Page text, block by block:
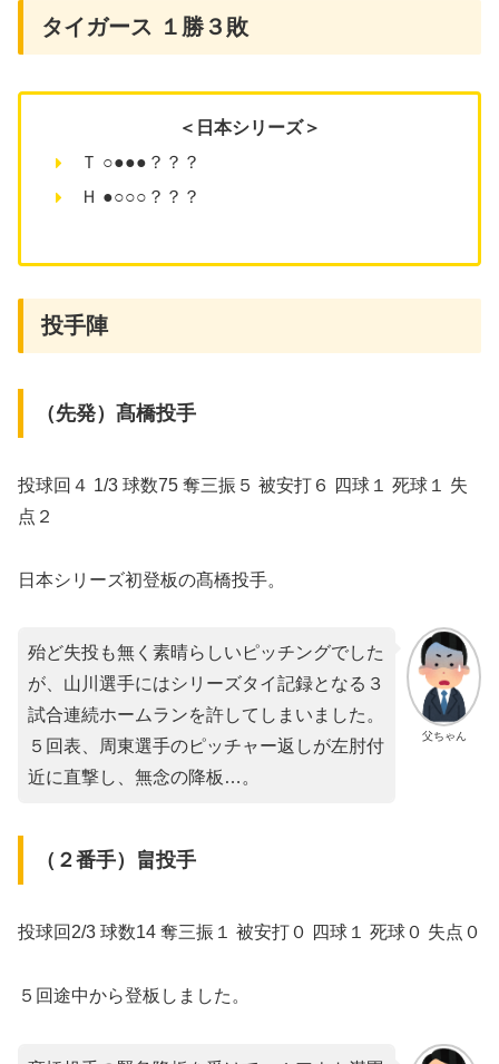
タイガース １勝３敗
＜日本シリーズ＞
Ｔ ○●●●？？？
Ｈ ●○○○？？？
投手陣
（先発）髙橋投手
投球回４ 1/3 球数75 奪三振５ 被安打６ 四球１ 死球１ 失
点２
日本シリーズ初登板の髙橋投手。
父ちゃん
殆ど失投も無く素晴らしいピッチングでした
が、山川選手にはシリーズタイ記録となる３
試合連続ホームランを許してしまいました。
５回表、周東選手のピッチャー返しが左肘付
近に直撃し、無念の降板…。
（２番手）畠投手
投球回2/3 球数14 奪三振１ 被安打０ 四球１ 死球０ 失点０
５回途中から登板しました。